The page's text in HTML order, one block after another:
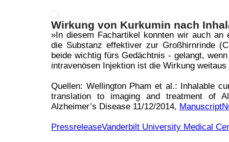
Wirkung von Kurkumin nach
»In diesem Fachartikel konnten wir auch an
die Substanz effektiver zur Großhirnrinde
beide wichtig fürs Gedächtnis - gelangt,
intravenösen Injektion ist die Wirkung weitaus
Quellen: Wellington Pham et al.: Inhalable
translation to imaging and treatment of
Alzheimer’s Disease 11/12/2014,
PressreleaseVanderbilt University Medical